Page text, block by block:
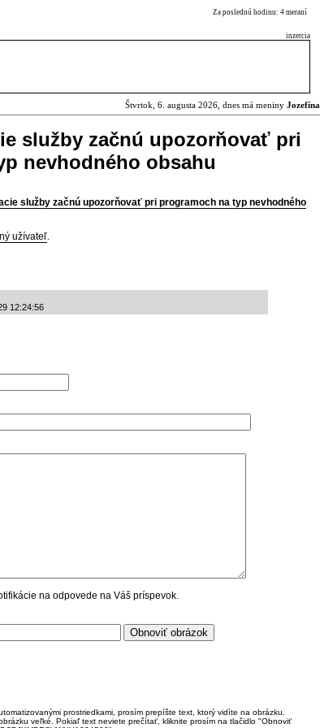
Za poslednú hodinu: 4 meraní
inzercia
Štvrtok, 6. augusta 2026, dnes má meniny Jozefína
služby začnú upozorňovať pri
nevhodného obsahu
služby začnú upozorňovať pri programoch na typ nevhodného
užívateľ.
12:24:56
na odpovede na Váš príspevok.
prostriedkami, prosím prepíšte text, ktorý vidíte na obrázku.
veľké. Pokiaľ text neviete prečítať, kliknite prosím na tlačidlo "Obnoviť